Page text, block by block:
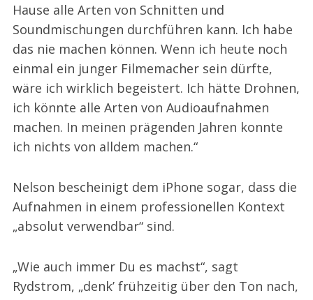
Hause alle Arten von Schnitten und
Soundmischungen durchführen kann. Ich habe
das nie machen können. Wenn ich heute noch
einmal ein junger Filmemacher sein dürfte,
wäre ich wirklich begeistert. Ich hätte Drohnen,
ich könnte alle Arten von Audioaufnahmen
machen. In meinen prägenden Jahren konnte
ich nichts von alldem machen.“
Nelson bescheinigt dem iPhone sogar, dass die
Aufnahmen in einem professionellen Kontext
„absolut verwendbar“ sind.
„Wie auch immer Du es machst“, sagt
Rydstrom, „denk’ frühzeitig über den Ton nach,